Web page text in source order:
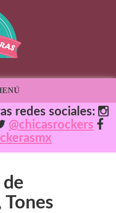
redes sociales:
@chicasrockers
de
Tones